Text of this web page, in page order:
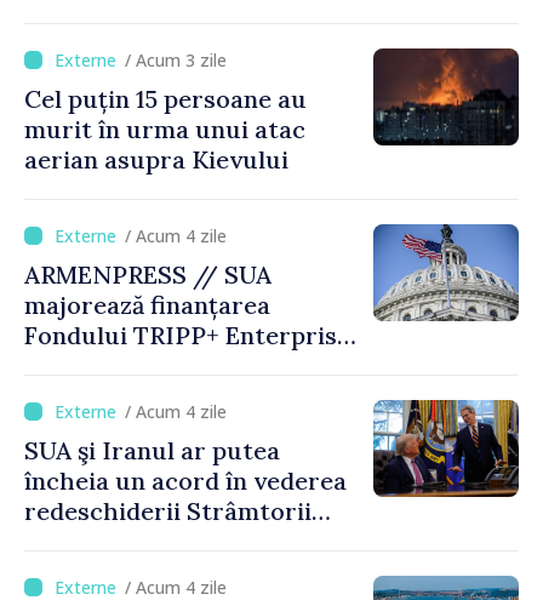
/ Acum 3 zile
Cel puțin 15 persoane au
murit în urma unui atac
aerian asupra Kievului
/ Acum 4 zile
ARMENPRESS // SUA
majorează finanțarea
Fondului TRIPP+ Enterprise
milioane de dolari
/ Acum 4 zile
SUA şi Iranul ar putea
încheia un acord în vederea
redeschiderii Strâmtorii
anunţă secretarul american
/ Acum 4 zile